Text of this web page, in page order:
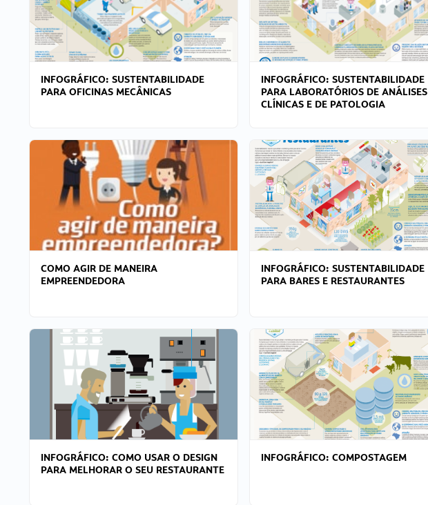
INFOGRÁFICO: SUSTENTABILIDADE
PARA OFICINAS MECÂNICAS
INFOGRÁFICO: SUSTENTABILIDADE
PARA LABORATÓRIOS DE ANÁLISES
CLÍNICAS E DE PATOLOGIA
COMO AGIR DE MANEIRA
EMPREENDEDORA
INFOGRÁFICO: SUSTENTABILIDADE
PARA BARES E RESTAURANTES
INFOGRÁFICO: COMO USAR O DESIGN
PARA MELHORAR O SEU RESTAURANTE
INFOGRÁFICO: COMPOSTAGEM